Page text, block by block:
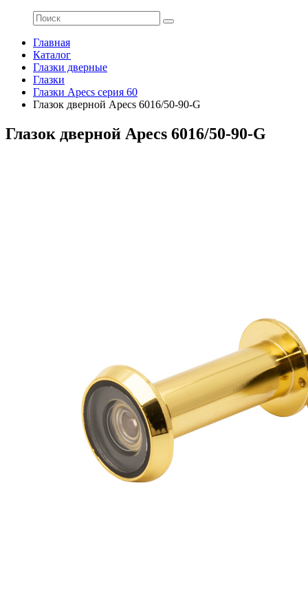
Главная
Каталог
Глазки дверные
Глазки
Глазки Apecs серия 60
Глазок дверной Apecs 6016/50-90-G
Глазок дверной Apecs 6016/50-90-G